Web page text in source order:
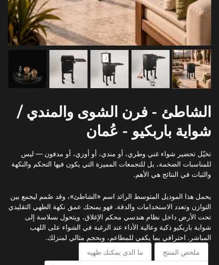
الشاطئ - فرن الشوى والمندي /
شواية باربكيو - عُمان
‫تخيّل تحضير شواء غني وطري، أو مندي، أو أوزي، أو مدفون — ليس
للمناسبات الضخمة، بل للتجمعات المميزة التي يكون فيها التحكم والنكهة
والثبات في النتائج هي الأهم.
يحمل هذا الموديل المتوسط الرائد اسم «الشاطئ»، وقد صُمم ليجمع بين
التوازن وتعدد الاستخدامات والدقة. فهو يمنحك عمق نكهة الطهي التقليدي
تحت الأرض داخل نظام هندسي محكم الإغلاق، ويتحول بسلاسة إلى
شواية باربكيو ذكية وعالية الأداء عند الرغبة في الشواء على اللهب
المباشر. احترافي بما يكفي للمطاعم، وبحجم مثالي لمنزلك.‬
ملخص المنتج
ما الذي يمكنك طهيه